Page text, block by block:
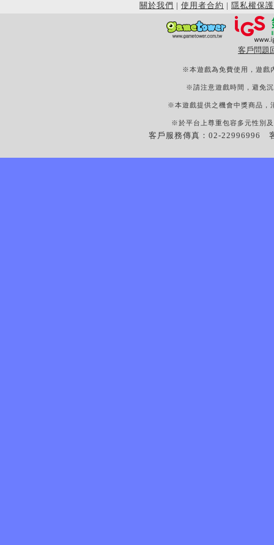
關於我們 | 使用者合約 | 隱私權保護
客戶問題
※本遊戲為免費使用，遊戲
※請注意遊戲時間，避免
※本遊戲提供之機會中獎商品，
※於平台上尊重包容多元性別
客戶服務傳真：02-22996996